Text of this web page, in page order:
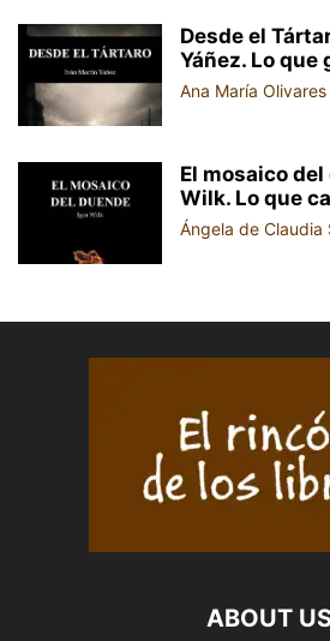
Desde el
Yáñez. Lo que
Ana María Olivares
El mosaico
Wilk. Lo que
Ángela de Claudia
ABOUT